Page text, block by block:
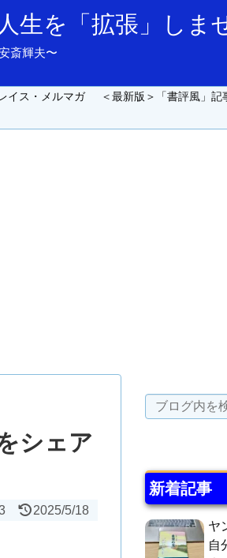
生を「拡張」しま
斎輝夫〜
イス・メルマガ
＜最新版＞「書評風」
シェア
2025/5/18
新着記事
ヤ
自